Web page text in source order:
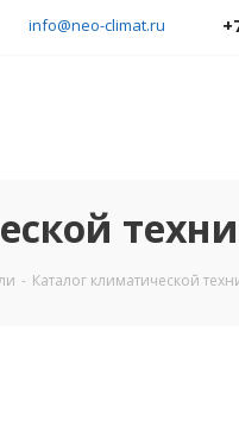
info@neo-climat.ru
- Каталог климатической